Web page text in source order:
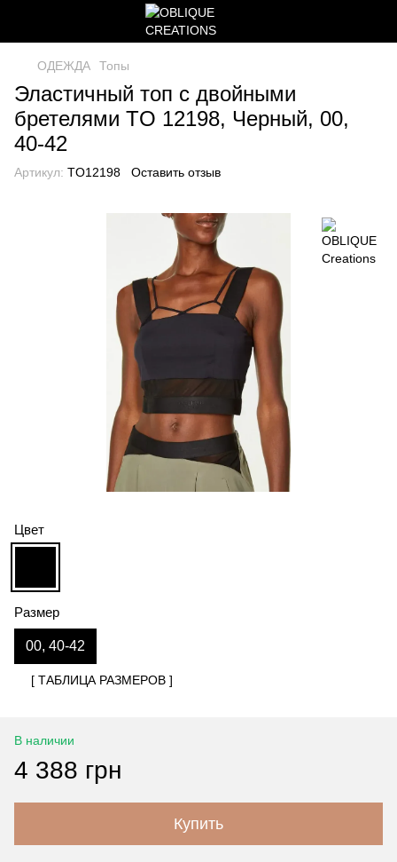
ОДЕЖДА Топы
Эластичный топ с двойными
бретелями TO 12198, Черный, 00,
40-42
Артикул: TO12198 Оставить отзыв
Цвет
Размер
00, 40-42
[ ТАБЛИЦА РАЗМЕРОВ ]
В наличии
4 388 грн
Купить